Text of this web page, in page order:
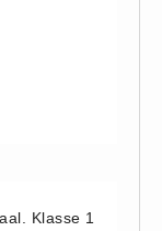
Klasse 1